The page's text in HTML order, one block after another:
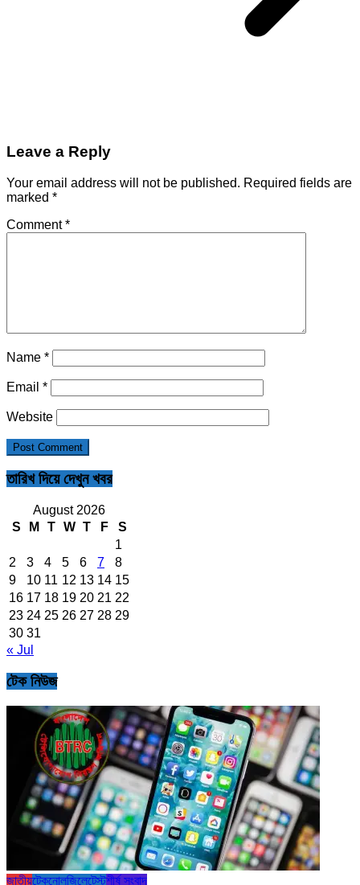
Leave a Reply
Your email address will not be published. Required fields are
marked *
Comment*
Name *
Email *
Website
তারিখ দিয়ে দেখুন খবর
August 2026
S
M T W T F
S
1
2
3 4 5 6 7
8
9
10 11 12 13 14 15
16 17 18 19 20 21 22
23 24 25 26 27 28 29
30 31
« Jul
টেক নিউজ
জাতীয়টেকনোলজিলেটেস্টশীর্ষ সংবাদ